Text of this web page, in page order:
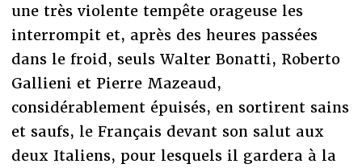
une très violente tempête orageuse les
interrompit et, après des heures passées
dans le froid, seuls Walter Bonatti, Roberto
Gallieni et Pierre Mazeaud,
considérablement épuisés, en sortirent sains
et saufs, le Français devant son salut aux
deux Italiens, pour lesquels il gardera à la